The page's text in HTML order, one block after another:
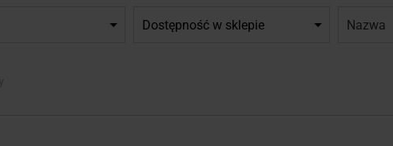
Dostępność w sklepie